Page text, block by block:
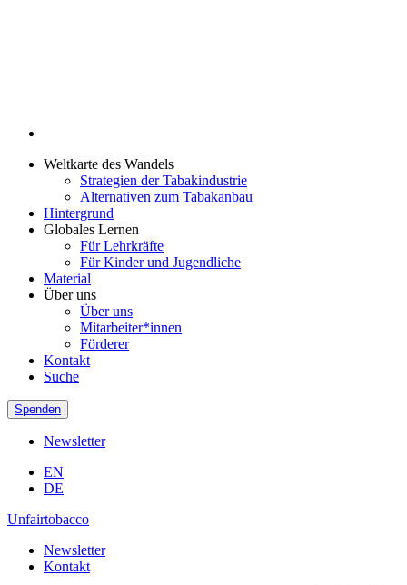
Weltkarte des Wandels
Strategien der Tabakindustrie
Alternativen zum Tabakanbau
Hintergrund
Globales Lernen
Für Lehrkräfte
Für Kinder und Jugendliche
Material
Über uns
Über uns
Mitarbeiter*innen
Förderer
Kontakt
Suche
Spenden
Newsletter
EN
DE
Unfairtobacco
Newsletter
Kontakt